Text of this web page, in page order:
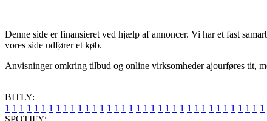
Denne side er finansieret ved hjælp af annoncer. Vi har et fast
vores side udfører et køb.
Anvisninger omkring tilbud og online virksomheder ajourføres tit,
BITLY:
1 1 1 1 1 1 1 1 1 1 1 1 1 1 1 1 1 1 1 1 1 1 1 1 1 1 1 1 1 1 1 1 1 1 1 1
SPOTIFY: